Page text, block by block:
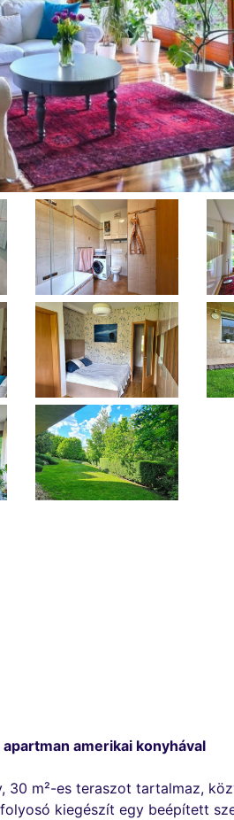
amerikai konyhával
30 m²-es teraszot tartalmaz,
kiegészít egy beépített